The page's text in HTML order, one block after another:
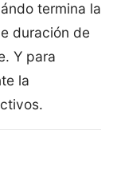
termina la
duración de
Y para
la